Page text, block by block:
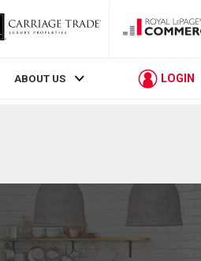
ABOUT US LOGIN